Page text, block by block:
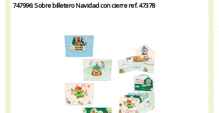
747996: Sobre billetero Navidad con cierre ref. 47378